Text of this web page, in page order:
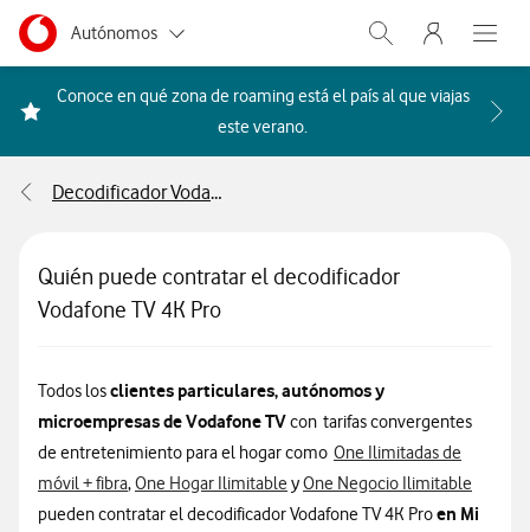
Ir a la pagina principal de vodafone.es
Menu navegación Segmento
Autónomos
Pymes
Abrir buscador.
Menu
Abre
Conoce en qué zona de roaming está el país al que viajas
este verano. Acceder a la FAQ Qué
Decodificador Vodafone TV 4K Pro
Quién puede contratar el decodificador
Vodafone TV 4K Pro
Todos losclientes particulares, autónomos y
microempresas de Vodafone TVcon tarifas convergentes
de entretenimiento para el hogar como One Ilimitadas de
móvil + fibra,One Hogar Ilimitable yOne Negocio Ilimitable
pueden contratar el decodificador Vodafone TV 4K Proen Mi